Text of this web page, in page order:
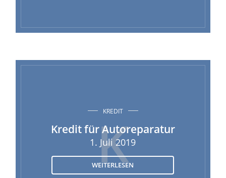
K
KREDIT
Kredit für Autoreparatur
1. Juli 2019
WEITERLESEN